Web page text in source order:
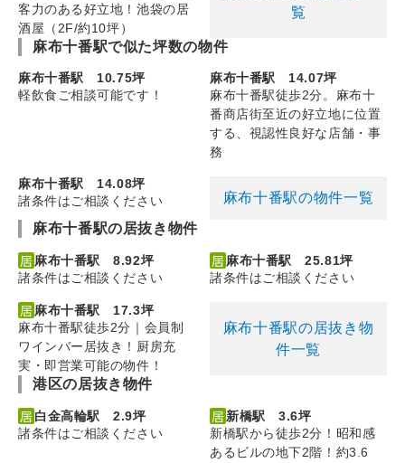
客力のある好立地！池袋の居
酒屋（2F/約10坪）
覧
麻布十番駅で似た坪数の物件
麻布十番駅 10.75坪
軽飲食ご相談可能です！
麻布十番駅 14.07坪
麻布十番駅徒歩2分。麻布十
番商店街至近の好立地に位置
する、視認性良好な店舗・事
務
麻布十番駅 14.08坪
諸条件はご相談ください
麻布十番駅の物件一覧
麻布十番駅の居抜き物件
麻布十番駅 8.92坪
諸条件はご相談ください
麻布十番駅 25.81坪
諸条件はご相談ください
麻布十番駅 17.3坪
麻布十番駅徒歩2分｜会員制
ワインバー居抜き！厨房充
実・即営業可能の物件！
麻布十番駅の居抜き物
件一覧
港区の居抜き物件
白金高輪駅 2.9坪
諸条件はご相談ください
新橋駅 3.6坪
新橋駅から徒歩2分！昭和感
あるビルの地下2階！約3.6